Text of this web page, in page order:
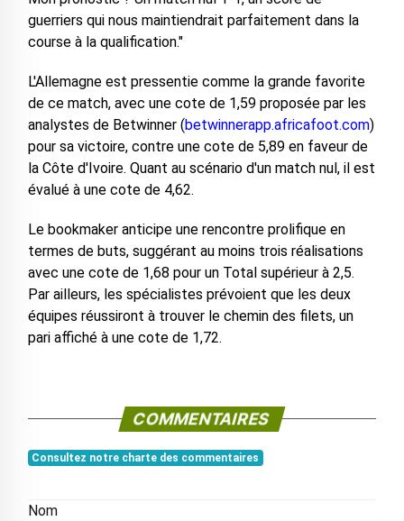
guerriers qui nous maintiendrait parfaitement dans la
course à la qualification."
L'Allemagne est pressentie comme la grande favorite
de ce match, avec une cote de 1,59 proposée par les
analystes de Betwinner (betwinnerapp.africafoot.com)
pour sa victoire, contre une cote de 5,89 en faveur de
la Côte d'Ivoire. Quant au scénario d'un match nul, il est
évalué à une cote de 4,62.
Le bookmaker anticipe une rencontre prolifique en
termes de buts, suggérant au moins trois réalisations
avec une cote de 1,68 pour un Total supérieur à 2,5.
Par ailleurs, les spécialistes prévoient que les deux
équipes réussiront à trouver le chemin des filets, un
pari affiché à une cote de 1,72.
COMMENTAIRES
Consultez notre charte des commentaires
Nom